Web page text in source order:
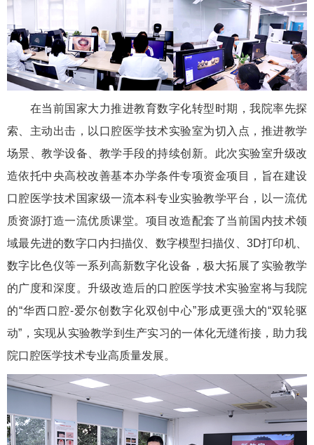
在当前国家大力推进教育数字化转型时期，我院率先探
索、主动出击，以口腔医学技术实验室为切入点，推进教学
场景、教学设备、教学手段的持续创新。此次实验室升级改
造依托中央高校改善基本办学条件专项资金项目，旨在建设
口腔医学技术国家级一流本科专业实验教学平台，以一流优
质资源打造一流优质课堂。项目改造配套了当前国内技术领
域最先进的数字口内扫描仪、数字模型扫描仪、3D打印机、
数字比色仪等一系列高新数字化设备，极大拓展了实验教学
的广度和深度。升级改造后的口腔医学技术实验室将与我院
的“华西口腔-爱尔创数字化双创中心”形成更强大的“双轮驱
动”，实现从实验教学到生产实习的一体化无缝衔接，助力我
院口腔医学技术专业高质量发展。